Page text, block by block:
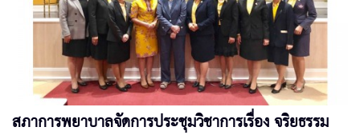
สภาการพยาบาลจัดการประชุมวิชาการเรื่อง จริยธรรม